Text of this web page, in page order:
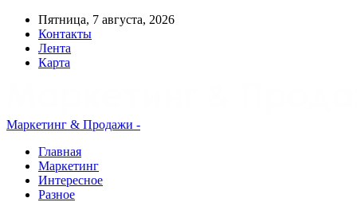
Пятница, 7 августа, 2026
Контакты
Лента
Карта
Маркетинг & Продажи -
Главная
Маркетинг
Интересное
Разное